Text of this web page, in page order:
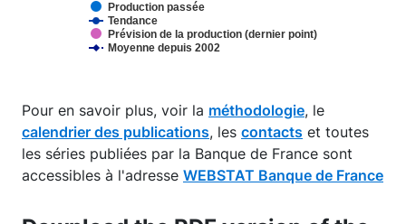
Production passée
Tendance
Prévision de la production (dernier point)
Moyenne depuis 2002
Pour en savoir plus, voir la méthodologie, le
calendrier des publications, les contacts et toutes
les séries publiées par la Banque de France sont
accessibles à l'adresse WEBSTAT Banque de France